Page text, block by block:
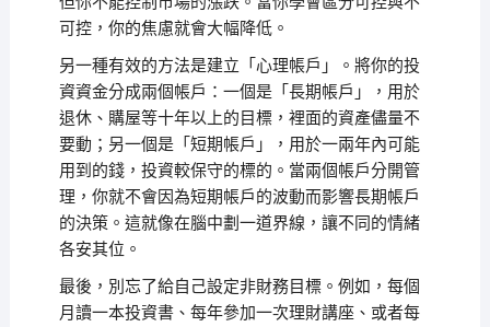
可控，你的焦慮就會大幅降低。
另一種有效的方法是建立「心理帳戶」。將你的投
資資金分成兩個帳戶：一個是「長期帳戶」，用於
退休、購屋等十年以上的目標，裡面的資產儘量不
要動；另一個是「短期帳戶」，用於一兩年內可能
用到的錢，投資較保守的標的。當兩個帳戶分開管
理，你就不會因為短期帳戶的波動而影響長期帳戶
的決策。這就像在腦中劃一道界線，讓不同的情緒
各安其位。
最後，別忘了給自己設定非財務目標。例如，每個
月讀一本投資書、每年參加一次理財講座、或者每